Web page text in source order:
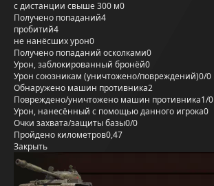
с дистанции свыше 300 м0
Получено попаданий4
пробитий4
не нанёсших урон0
Получено попаданий осколками0
Урон, заблокированный бронёй0
Урон союзникам (уничтожено/повреждений)0/0
Обнаружено машин противника2
Повреждено/уничтожено машин противника1/0
Урон, нанесённый с помощью данного игрока0
Очки захвата/защиты базы0/0
Пройдено километров0,47
Закрыть